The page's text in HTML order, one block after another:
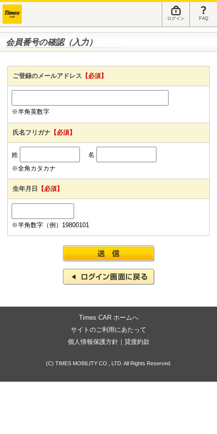
ログイン FAQ
会員番号の確認（入力）
ご登録のメールアドレス 【必須】
※半角英数字
氏名フリガナ 【必須】
姓
名
※全角カタカナ
生年月日 【必須】
※半角数字（例）19800101
Times CAR ホームへ
サイトのご利用にあたって
個人情報保護方針｜ 貸渡約款
(C) TIMES MOBILITY CO., LTD. All Rights Reserved.